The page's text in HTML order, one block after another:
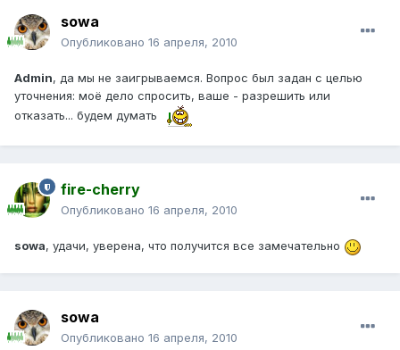
sowa
Опубликовано 16 апреля, 2010
Admin, да мы не заигрываемся. Вопрос был задан с целью
уточнения: моё дело спросить, ваше - разрешить или
отказать... будем думать
fire-cherry
Опубликовано 16 апреля, 2010
sowa, удачи, уверена, что получится все замечательно
sowa
Опубликовано 16 апреля, 2010